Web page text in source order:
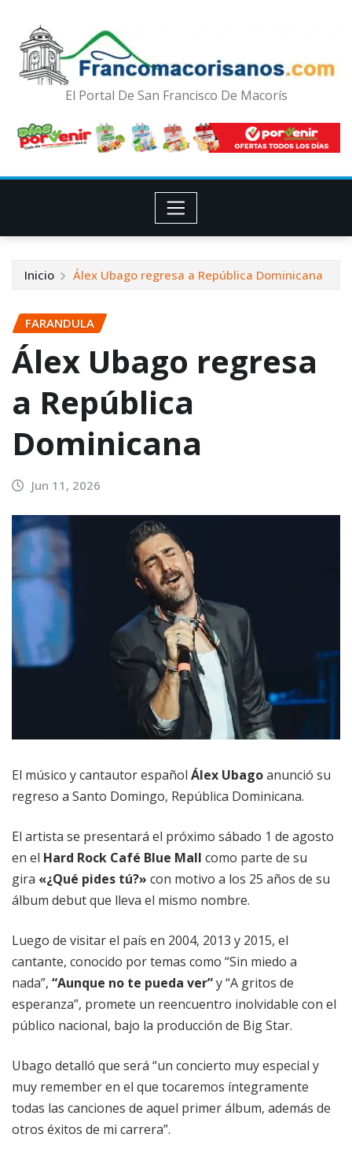
El Portal De San Francisco De Macorís
Inicio Álex Ubago regresa a República Dominicana
FARANDULA
Álex Ubago regresa
a República
Dominicana
Jun 11, 2026
El músico y cantautor español Álex Ubagoanunció su
regreso a Santo Domingo, República Dominicana.
El artista se presentará el próximo sábado 1 de agosto
en el Hard Rock Café Blue Mall como parte de su
gira «¿Qué pides tú?» con motivo a los 25 años de su
álbum debut que lleva el mismo nombre.
Luego de visitar el país en 2004, 2013 y 2015, el
cantante, conocido por temas como “Sin miedo a
nada”, “Aunque no te pueda ver”y “A gritos de
esperanza”, promete un reencuentro inolvidable con el
público nacional, bajo la producción de Big Star.
Ubago detalló que será “un concierto muy especial y
muy remember en el que tocaremos íntegramente
todas las canciones de aquel primer álbum, además de
otros éxitos de mi carrera”.